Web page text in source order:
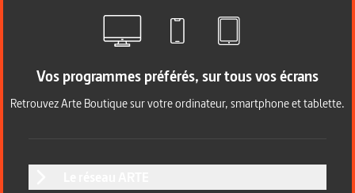
Vos programmes préférés, sur tous vos écrans
Retrouvez Arte Boutique sur votre ordinateur, smartphone et tablette.